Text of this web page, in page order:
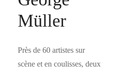
Müller
Près de 60 artistes sur
scène et en coulisses, deux